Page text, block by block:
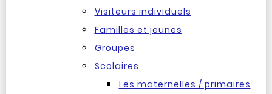
Visiteurs individuels
Familles et jeunes
Groupes
Scolaires
Les maternelles / primaires